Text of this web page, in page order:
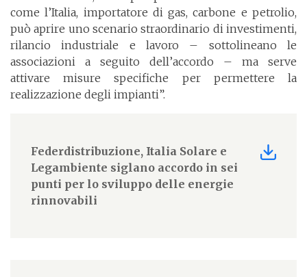
come l’Italia, importatore di gas, carbone e petrolio,
può aprire uno scenario straordinario di investimenti,
rilancio industriale e lavoro – sottolineano le
associazioni a seguito dell’accordo – ma serve
attivare misure specifiche per permettere la
realizzazione degli impianti”.
Federdistribuzione, Italia Solare e
Legambiente siglano accordo in sei
punti per lo sviluppo delle energie
rinnovabili